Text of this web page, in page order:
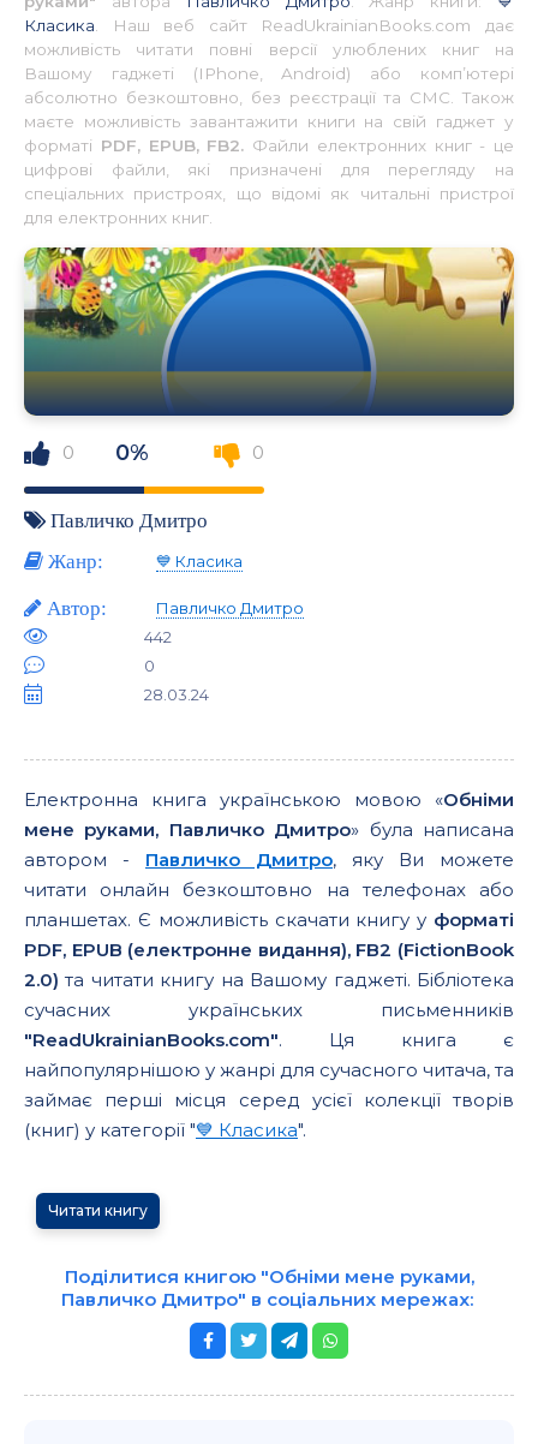
Класика . Наш веб сайт ReadUkrainianBooks.com дає
можливість читати повні версії улюблених книг на
Вашому гаджеті (IPhone, Android) або комп’ютері
абсолютно безкоштовно, без реєстрації та СМС. Також
маєте можливість завантажити книги на свій гаджет у
форматі PDF, EPUB, FB2. Файли електронних книг - це
цифрові файли, які призначені для перегляду на
спеціальних пристроях, що відомі як читальні пристрої
для електронних книг.
0 0% 0
Павличко Дмитро
Жанр:
💙 Класика
Автор:
Павличко Дмитро
442
0
28.03.24
Електронна книга українською мовою «Обніми
мене руками, Павличко Дмитро» була написана
автором - Павличко Дмитро, яку Ви можете
читати онлайн безкоштовно на телефонах або
планшетах. Є можливість скачати книгу у форматі
PDF, EPUB (електронне видання), FB2 (FictionBook
2.0) та читати книгу на Вашому гаджеті. Бібліотека
сучасних українських письменників
"ReadUkrainianBooks.com". Ця книга є
найпопулярнішою у жанрі для сучасного читача, та
займає перші місця серед усієї колекції творів
(книг) у категорії "💙 Класика".
Читати книгу
Поділитися книгою "Обніми мене руками,
Павличко Дмитро" в соціальних мережах: